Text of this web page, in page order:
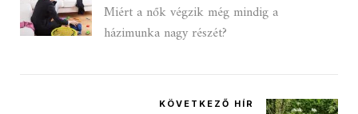
Miért a nők végzik még mindig a
házimunka nagy részét?
KÖVETKEZŐ HÍR